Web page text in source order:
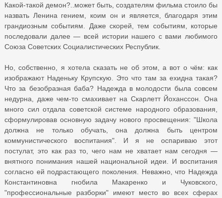
Какой-такой демон?..может быть, создателям фильма стоило бы
назвать Ленина гением, коим он и является, благодаря этим
грандиозным событиям. Даже скорей, тем событиям, которые
последовали далее — всей истории нашего с вами любимого
Союза Советских Социалистических Республик.
Но, собственно, я хотела сказать не об этом, а вот о чём: как
изображают Наденьку Крупскую. Это что там за ехидна такая?
Что за безобразная баба? Надежда в молодости была совсем
недурна, даже чем-то смахивает на Скарлетт Йоханссон. Она
много сил отдала советской системе народного образования,
сформулировав основную задачу нового просвещения: "Школа
должна не только обучать, она должна быть центром
коммунистического воспитания". И я не оспариваю этот
постулат, это как раз то, чего нам не хватает нам сегодня —
внятного понимания нашей национальной идеи. И воспитания
согласно ей подрастающего поколения. Неважно, что Надежда
Константиновна гнобила Макаренко и Чуковского,
"профессиональные разборки" имеют место во всех сферах